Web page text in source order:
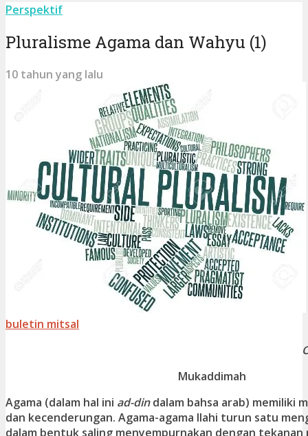
Perspektif
Pluralisme Agama dan Wahyu (1)
10 tahun yang lalu
buletin mitsal
Mukaddimah
Agama (dalam hal ini ad-dindalam bahsa arab) memiliki
dan kecenderungan. Agama-agama Ilahi turun satu
dalam bentuk saling menyempurnakan dengan tekanan